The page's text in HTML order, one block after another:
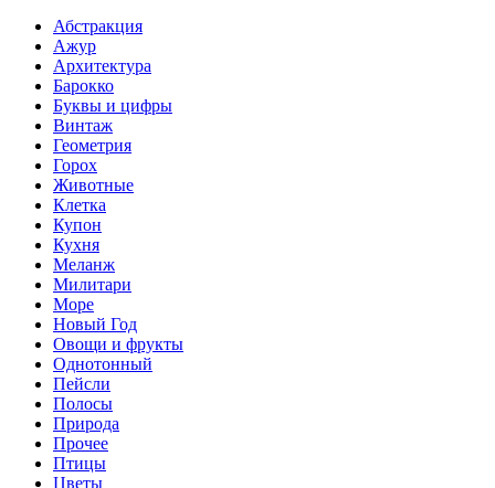
Абстракция
Ажур
Архитектура
Барокко
Буквы и цифры
Винтаж
Геометрия
Горох
Животные
Клетка
Купон
Кухня
Меланж
Милитари
Море
Новый Год
Овощи и фрукты
Однотонный
Пейсли
Полосы
Природа
Прочее
Птицы
Цветы